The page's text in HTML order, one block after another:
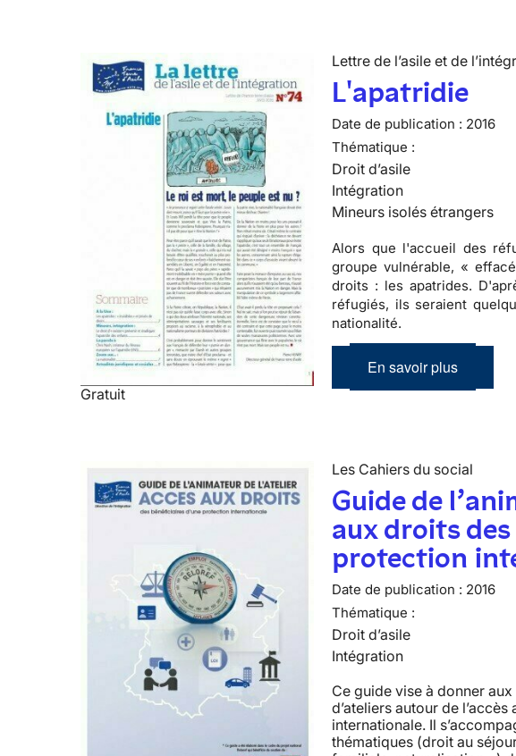
Gratuit
Lettre de l’asile et de
L'apatridie
Date de publication : 2016
Thématique :
Droit d’asile
Intégration
Mineurs isolés étrangers
Alors que l'accueil des
groupe vulnérable, «
droits : les apatrides.
réfugiés, ils seraient
nationalité.
En savoir plus
Les Cahiers du social
Guide de
aux droits
protection
Date de publication : 2016
Thématique :
Droit d’asile
Intégration
Ce guide vise à donner
d’ateliers autour de
internationale. Il
thématiques (droit au